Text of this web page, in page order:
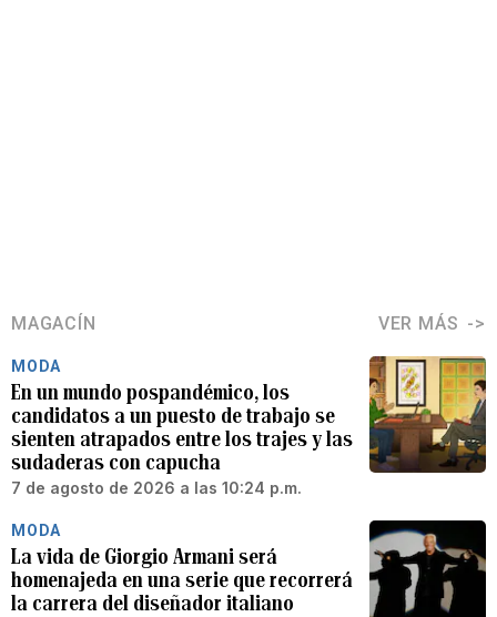
MAGACÍN VER MÁS
MODA
En un mundo pospandémico, los
candidatos a un puesto de trabajo se
sienten atrapados entre los trajes y las
sudaderas con capucha
7 de agosto de 2026 a las 10:24 p.m.
MODA
La vida de Giorgio Armani será
homenajeda en una serie que recorrerá
la carrera del diseñador italiano